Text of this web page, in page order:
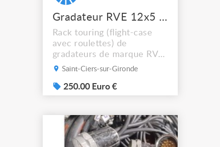
Gradateur RVE 12x5 KW
Rack touring (flight-case
avec roulettes) de
gradateurs de marque RVE
à cartes 12x5 KW (marque
77). - 12 circuits de 5 KW -
contrôle des gradateurs en
puissance sur prise
tétrapolaire P17 63
Ampères. - sorties sur
Saint-Ciers-sur-Gironde
250.00 Euro €